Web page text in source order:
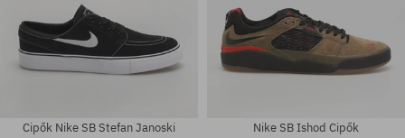
Cipők Nike SB Stefan Janoski Nike SB Ishod Cipők